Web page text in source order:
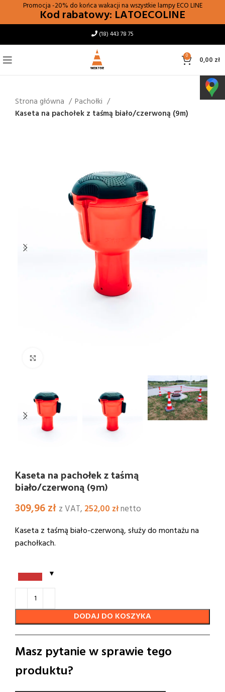
Promocja -20% do końca wakacji na wszystkie lampyECO LINE
Kod rabatowy: LATOECOLINE
(18) 443 78 75
0 0,00 zł
Strona główna
Pachołki
Kaseta na pachołek z taśmą biało/czerwoną (9m)
Kaseta na pachołek z taśmą
biało/czerwoną (9m)
309,96zł z VAT, 252,00 złnetto
Kaseta z taśmą biało-czerwoną, służy do montażu na
pachołkach.
DODAJ DO KOSZYKA
Masz pytanie w sprawie tego
produktu?